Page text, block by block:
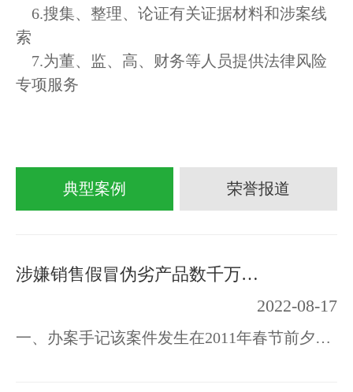
6.搜集、整理、论证有关证据材料和涉案线
索
7.为董、监、高、财务等人员提供法律风险
专项服务
典型案例 荣誉报道
涉嫌销售假冒伪劣产品数千万元 嫌疑人春节前获释放
2022-08-17
一、办案手记该案件发生在2011年春节前夕，徐州某著名工程机械集团是案件的受害人，涉及…